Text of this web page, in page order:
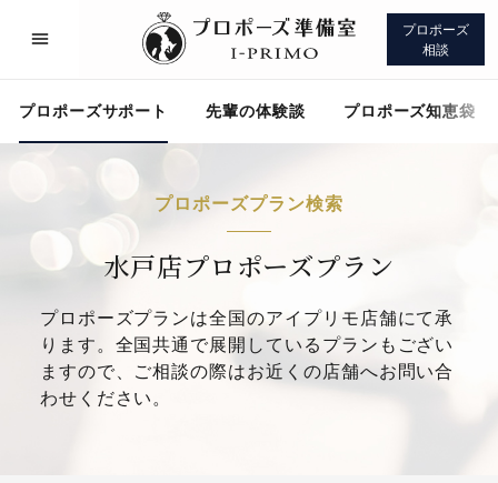
プロポーズ
相談
プロポーズサポート 先輩の体験談 プロポーズ知恵袋
プロポーズプラン検索
水戸店プロポーズプラン
プロポーズプランは全国のアイプリモ店舗にて承
ります。全国共通で展開しているプランもござい
ますので、ご相談の際はお近くの店舗へお問い合
わせください。
プロポーズサポート 先輩の体験談
プロポーズ知恵袋 アイプリモについて